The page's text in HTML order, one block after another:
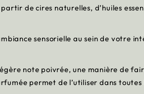
de cires naturelles, d’huiles
sensorielle au sein de votre
note poivrée, une manière de
permet de l’utiliser dans toutes